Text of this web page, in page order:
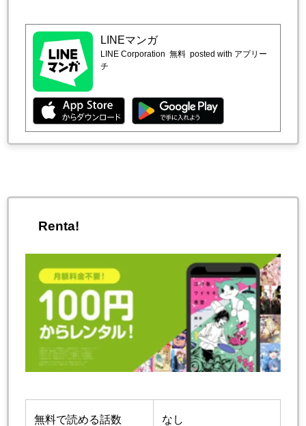
LINEマンガ
LINE Corporation 無料 posted with アプリー
チ
Renta!
無料で読める話数 なし